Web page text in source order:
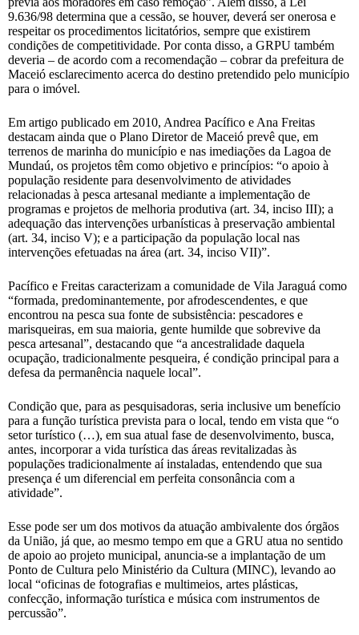
9.636/98 determina que a cessão, se houver, deverá ser onerosa e
respeitar os procedimentos licitatórios, sempre que existirem
condições de competitividade. Por conta disso, a GRPU também
deveria – de acordo com a recomendação – cobrar da prefeitura de
Maceió esclarecimento acerca do destino pretendido pelo município
para o imóvel.
Em artigo publicado em 2010, Andrea Pacífico e Ana Freitas
destacam ainda que o Plano Diretor de Maceió prevê que, em
terrenos de marinha do município e nas imediações da Lagoa de
Mundaú, os projetos têm como objetivo e princípios: “o apoio à
população residente para desenvolvimento de atividades
relacionadas à pesca artesanal mediante a implementação de
programas e projetos de melhoria produtiva (art. 34, inciso III); a
adequação das intervenções urbanísticas à preservação ambiental
(art. 34, inciso V); e a participação da população local nas
intervenções efetuadas na área (art. 34, inciso VII)”.
Pacífico e Freitas caracterizam a comunidade de Vila Jaraguá como
“formada, predominantemente, por afrodescendentes, e que
encontrou na pesca sua fonte de subsistência: pescadores e
marisqueiras, em sua maioria, gente humilde que sobrevive da
pesca artesanal”, destacando que “a ancestralidade daquela
ocupação, tradicionalmente pesqueira, é condição principal para a
defesa da permanência naquele local”.
Condição que, para as pesquisadoras, seria inclusive um benefício
para a função turística prevista para o local, tendo em vista que “o
setor turístico (…), em sua atual fase de desenvolvimento, busca,
antes, incorporar a vida turística das áreas revitalizadas às
populações tradicionalmente aí instaladas, entendendo que sua
presença é um diferencial em perfeita consonância com a
atividade”.
Esse pode ser um dos motivos da atuação ambivalente dos órgãos
da União, já que, ao mesmo tempo em que a GRU atua no sentido
de apoio ao projeto municipal, anuncia-se a implantação de um
Ponto de Cultura pelo Ministério da Cultura (MINC), levando ao
local “oficinas de fotografias e multimeios, artes plásticas,
confecção, informação turística e música com instrumentos de
percussão”.